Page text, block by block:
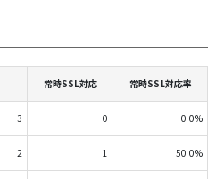
常時SSL対応 常時SSL対応率
3 0 0.0%
2 1 50.0%